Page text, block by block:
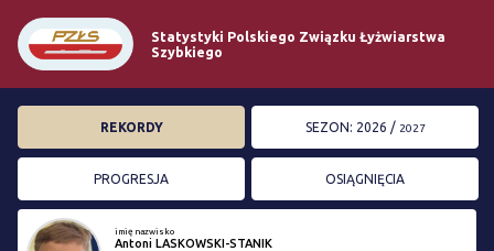
Statystyki Polskiego Związku Łyżwiarstwa
Szybkiego
REKORDY SEZON: 2026 / 2027
PROGRESJA OSIĄGNIĘCIA
imię nazwisko
Antoni LASKOWSKI-STANIK